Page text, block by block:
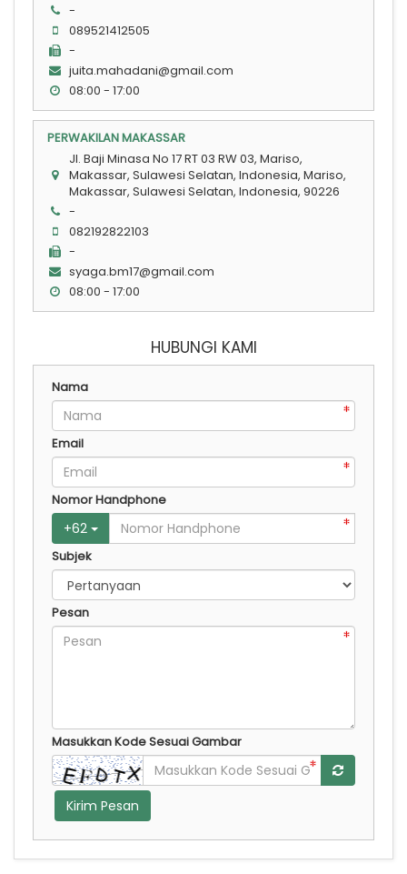
-
089521412505
-
juita.mahadani@gmail.com
08:00 - 17:00
PERWAKILAN MAKASSAR
Jl. Baji Minasa No 17 RT 03 RW 03, Mariso,
Makassar, Sulawesi Selatan, Indonesia, Mariso,
Makassar, Sulawesi Selatan, Indonesia, 90226
-
082192822103
-
syaga.bm17@gmail.com
08:00 - 17:00
HUBUNGI KAMI
Nama
Email
Nomor Handphone
+62
Subjek
Pesan
Masukkan Kode Sesuai Gambar